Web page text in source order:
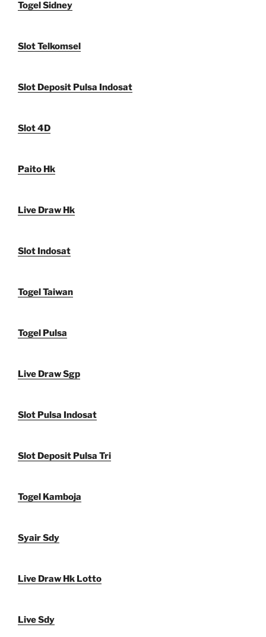
Togel Sidney
Slot Telkomsel
Slot Deposit Pulsa Indosat
Slot 4D
Paito Hk
Live Draw Hk
Slot Indosat
Togel Taiwan
Togel Pulsa
Live Draw Sgp
Slot Pulsa Indosat
Slot Deposit Pulsa Tri
Togel Kamboja
Syair Sdy
Live Draw Hk Lotto
Live Sdy